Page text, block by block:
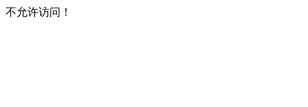
不允许访问！